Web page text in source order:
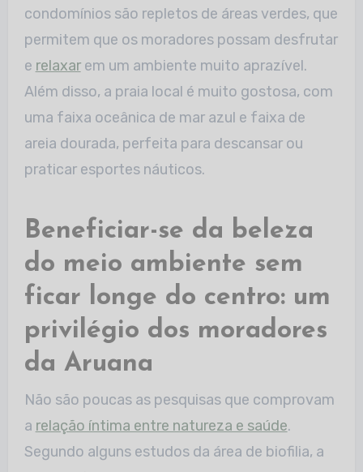
condomínios são repletos de áreas verdes, que
permitem que os moradores possam desfrutar
e relaxarem um ambiente muito aprazível.
Além disso, a praia local é muito gostosa, com
uma faixa oceânica de mar azul e faixa de
areia dourada, perfeita para descansar ou
praticar esportes náuticos.
Beneficiar-se da beleza
do meio ambiente sem
ficar longe do centro: um
privilégio dos moradores
da Aruana
Não são poucas as pesquisas que comprovam
a relação íntima entre natureza e saúde.
Segundo alguns estudos da área de biofilia, a